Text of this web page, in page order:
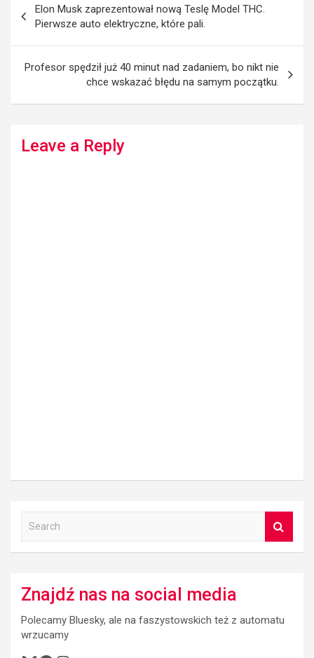
navigation
Elon Musk zaprezentował nową Teslę Model THC.
Pierwsze auto elektryczne, które pali.
Profesor spędził już 40 minut nad zadaniem, bo nikt nie
chce wskazać błędu na samym początku.
Leave a Reply
h
Znajdź nas na social media
Polecamy Bluesky, ale na faszystowskich też z automatu
wrzucamy